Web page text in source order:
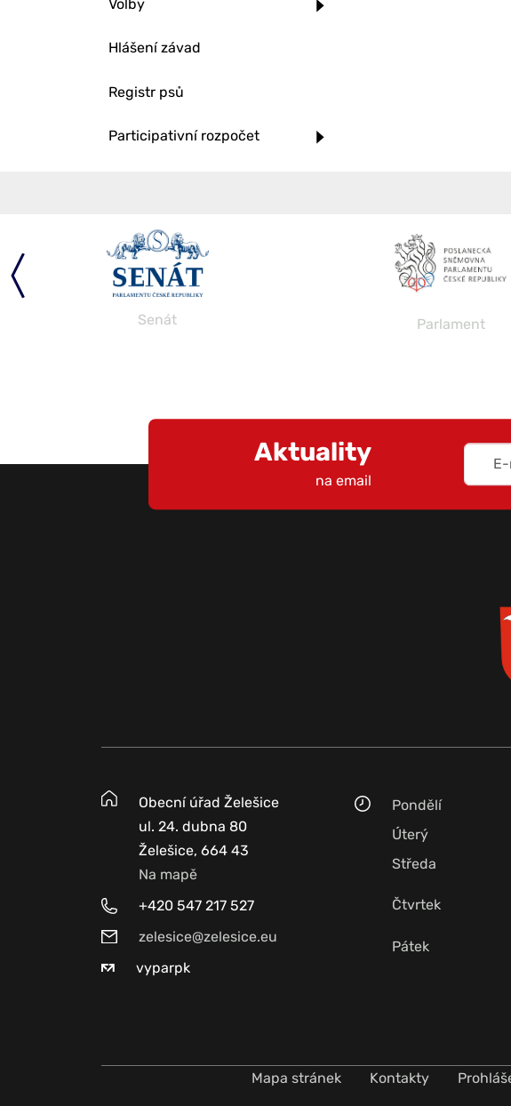
Volby
Hlášení závad
Registr psů
Participativní rozpočet
Senát Parlament
Aktuality
na email
Obecní úřad Želešice
ul. 24. dubna 80
Želešice, 664 43
Na mapě
+420 547 217 527
zelesice@zelesice.eu
vyparpk
Pondělí
Úterý
Středa
Čtvrtek
Pátek
Mapa stránek Kontakty